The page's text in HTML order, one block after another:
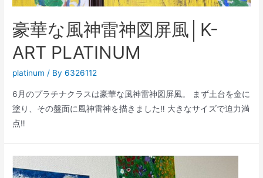
豪華な風神雷神図屏風│K-
ART PLATINUM
platinum / By6326112
6月のプラチナクラスは豪華な風神雷神図屏風。 まず土台を金に
塗り、その盤面に風神雷神を描きました‼️ 大きなサイズで迫力満
点‼️